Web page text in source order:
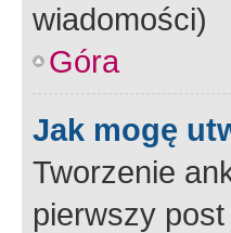
wiadomości)
Góra
Jak mogę
Tworzenie
pierwszy